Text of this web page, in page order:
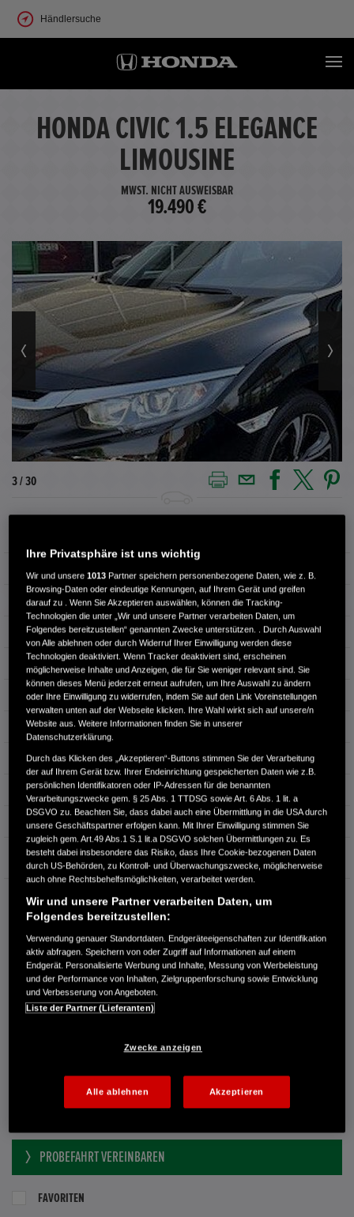
Händlersuche
HONDA CIVIC 1.5 ELEGANCE
LIMOUSINE
MWST. NICHT AUSWEISBAR
19.490 €
3 / 30
Kilometerstand 75.980 km
Kraftstoffart Super
Getriebe Automatik
Türen 4
Leistung 134 kW / 182 PS
Hubraum 0 cm³
Erstzulassung 05.2019
Bauart Limousine
Garantie
AUTOHAUS KIRSCH
Horstring 4
RUFEN SIE UNS AN:
06341-50916
Händler kontaktieren
E-MAIL-ANFRAGE
PROBEFAHRT VEREINBAREN
FAVORITEN
Ihre Privatsphäre ist uns wichtig
Wir und unsere1013 Partner speichern personenbezogene Daten, wie z. B.
Browsing-Daten oder eindeutige Kennungen, auf Ihrem Gerät und greifen
darauf zu . Wenn Sie Akzeptieren auswählen, können die Tracking-
Technologien die unter „Wir und unsere Partner verarbeiten Daten, um
Folgendes bereitzustellen“ genannten Zwecke unterstützen. . Durch Auswahl
von Alle ablehnen oder durch Widerruf Ihrer Einwilligung werden diese
Technologien deaktiviert. Wenn Tracker deaktiviert sind, erscheinen
möglicherweise Inhalte und Anzeigen, die für Sie weniger relevant sind. Sie
können dieses Menü jederzeit erneut aufrufen, um Ihre Auswahl zu ändern
oder Ihre Einwilligung zu widerrufen, indem Sie auf den Link Voreinstellungen
verwalten unten auf der Webseite klicken. Ihre Wahl wirkt sich auf unsere/n
Website aus. Weitere Informationen finden Sie in unserer
Datenschutzerklärung.
Durch das Klicken des „Akzeptieren“-Buttons stimmen Sie der Verarbeitung
der auf Ihrem Gerät bzw. Ihrer Endeinrichtung gespeicherten Daten wie z.B.
persönlichen Identifikatoren oder IP-Adressen für die benannten
Verarbeitungszwecke gem. § 25 Abs. 1 TTDSG sowie Art. 6 Abs. 1 lit. a
DSGVO zu. Beachten Sie, dass dabei auch eine Übermittlung in die USA durch
unsere Geschäftspartner erfolgen kann. Mit Ihrer Einwilligung stimmen Sie
zugleich gem. Art.49 Abs.1 S.1 lit.a DSGVO solchen Übermittlungen zu. Es
besteht dabei insbesondere das Risiko, dass Ihre Cookie-bezogenen Daten
durch US-Behörden, zu Kontroll- und Überwachungszwecke, möglicherweise
auch ohne Rechtsbehelfsmöglichkeiten, verarbeitet werden.
Wir und unsere Partner verarbeiten Daten, um
Folgendes bereitzustellen:
Verwendung genauer Standortdaten. Endgeräteeigenschaften zur Identifikation
aktiv abfragen. Speichern von oder Zugriff auf Informationen auf einem
Endgerät. Personalisierte Werbung und Inhalte, Messung von Werbeleistung
und der Performance von Inhalten, Zielgruppenforschung sowie Entwicklung
und Verbesserung von Angeboten.
Liste der Partner (Lieferanten)
Zwecke anzeigen
Alle ablehnen Akzeptieren